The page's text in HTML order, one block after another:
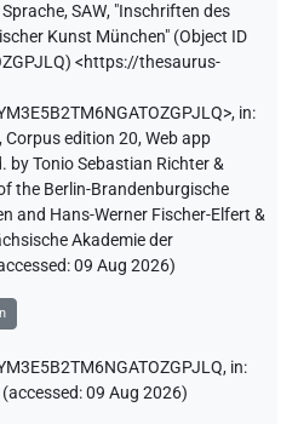
SAW, "Inschriften des
Kunst München" (Object ID
) <https://thesaurus-
, in:
,Corpus edition 20, Web app
by Tonio Sebastian Richter &
the Berlin-Brandenburgische
and Hans-Werner Fischer-Elfert &
Akademie der
09 Aug 2026)
in:
(accessed:09 Aug 2026)